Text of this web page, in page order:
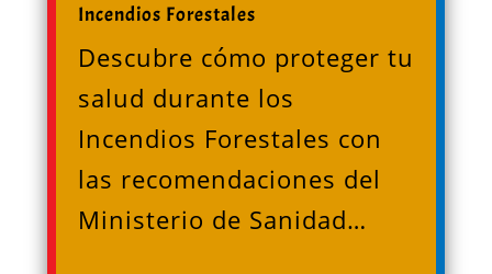
Incendios Forestales
Descubre cómo proteger tu
salud durante los
Incendios Forestales con
las recomendaciones del
Ministerio de Sanidad…